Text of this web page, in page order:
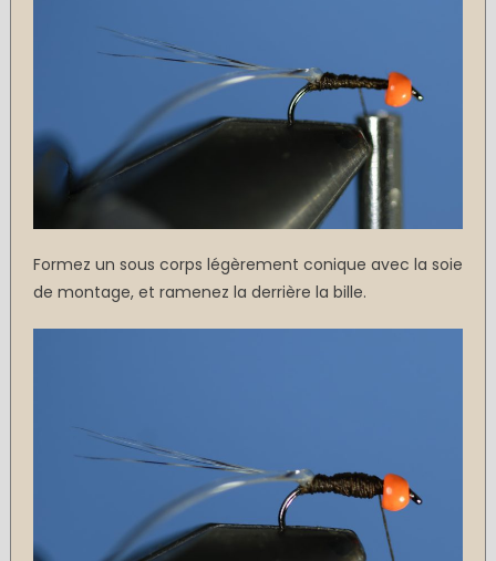
Formez un sous corps légèrement conique avec la soie
de montage, et ramenez la derrière la bille.